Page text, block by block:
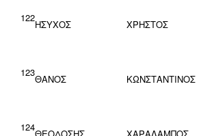
122
ΗΣΥΧΟΣ ΧΡΗΣΤΟΣ
123
ΘΑΝΟΣ ΚΩΝΣΤΑΝΤΙΝΟΣ
124